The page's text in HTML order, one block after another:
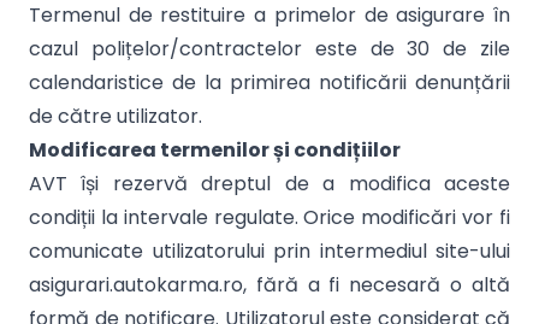
Termenul de restituire a primelor de asigurare în
cazul polițelor/contractelor este de 30 de zile
calendaristice de la primirea notificării denunțării
de către utilizator.
Modificarea termenilor și condițiilor
AVT își rezervă dreptul de a modifica aceste
condiții la intervale regulate. Orice modificări vor fi
comunicate utilizatorului prin intermediul site-ului
asigurari.autokarma.ro, fără a fi necesară o altă